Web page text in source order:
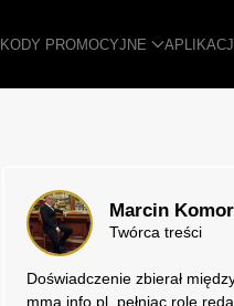
KODY PROMOCYJNE
Marcin
Twórca treści
Doświadczenie zbierał
mma.info.pl, pełniąc rolę